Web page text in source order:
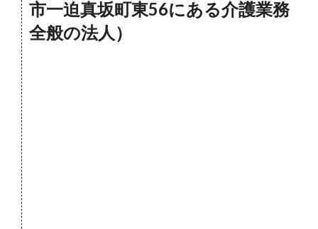
市一迫真坂町東56にある介護業務
全般の法人）